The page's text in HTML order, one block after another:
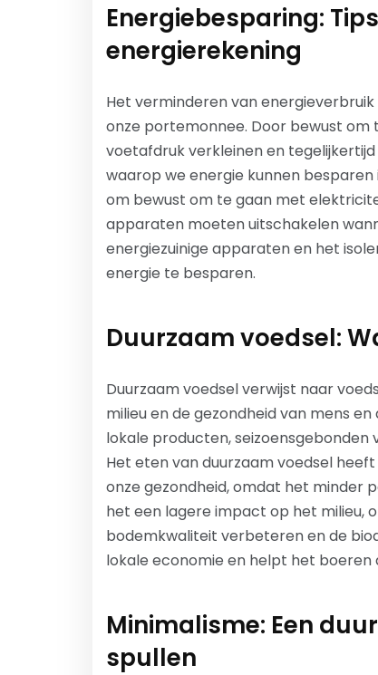
Energiebesparing:
energierekening
Het verminderen van
onze portemonnee. Door bewust om
voetafdruk verkleinen en
waarop we energie kunnen besparen
om bewust om te gaan met
apparaten moeten uitschakelen
energiezuinige apparaten en het
energie te besparen.
Duurzaam voedsel:
Duurzaam voedsel verwijst naar
milieu en de gezondheid van mens
lokale producten, seizoensgebonden
Het eten van duurzaam voedsel
onze gezondheid, omdat het minder
het een lagere impact op het milieu,
bodemkwaliteit verbeteren en de
lokale economie en helpt het boeren
Minimalisme: Een
spullen